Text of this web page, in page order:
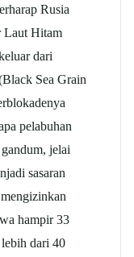
Rusia
Laut Hitam
dari
Sea Grain
pelabuhan
jelai
sasaran
hampir 33
dari 40